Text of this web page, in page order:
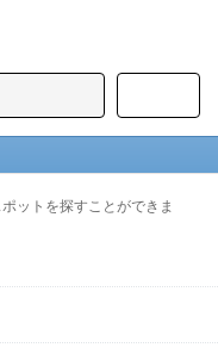
ットを探すことができま